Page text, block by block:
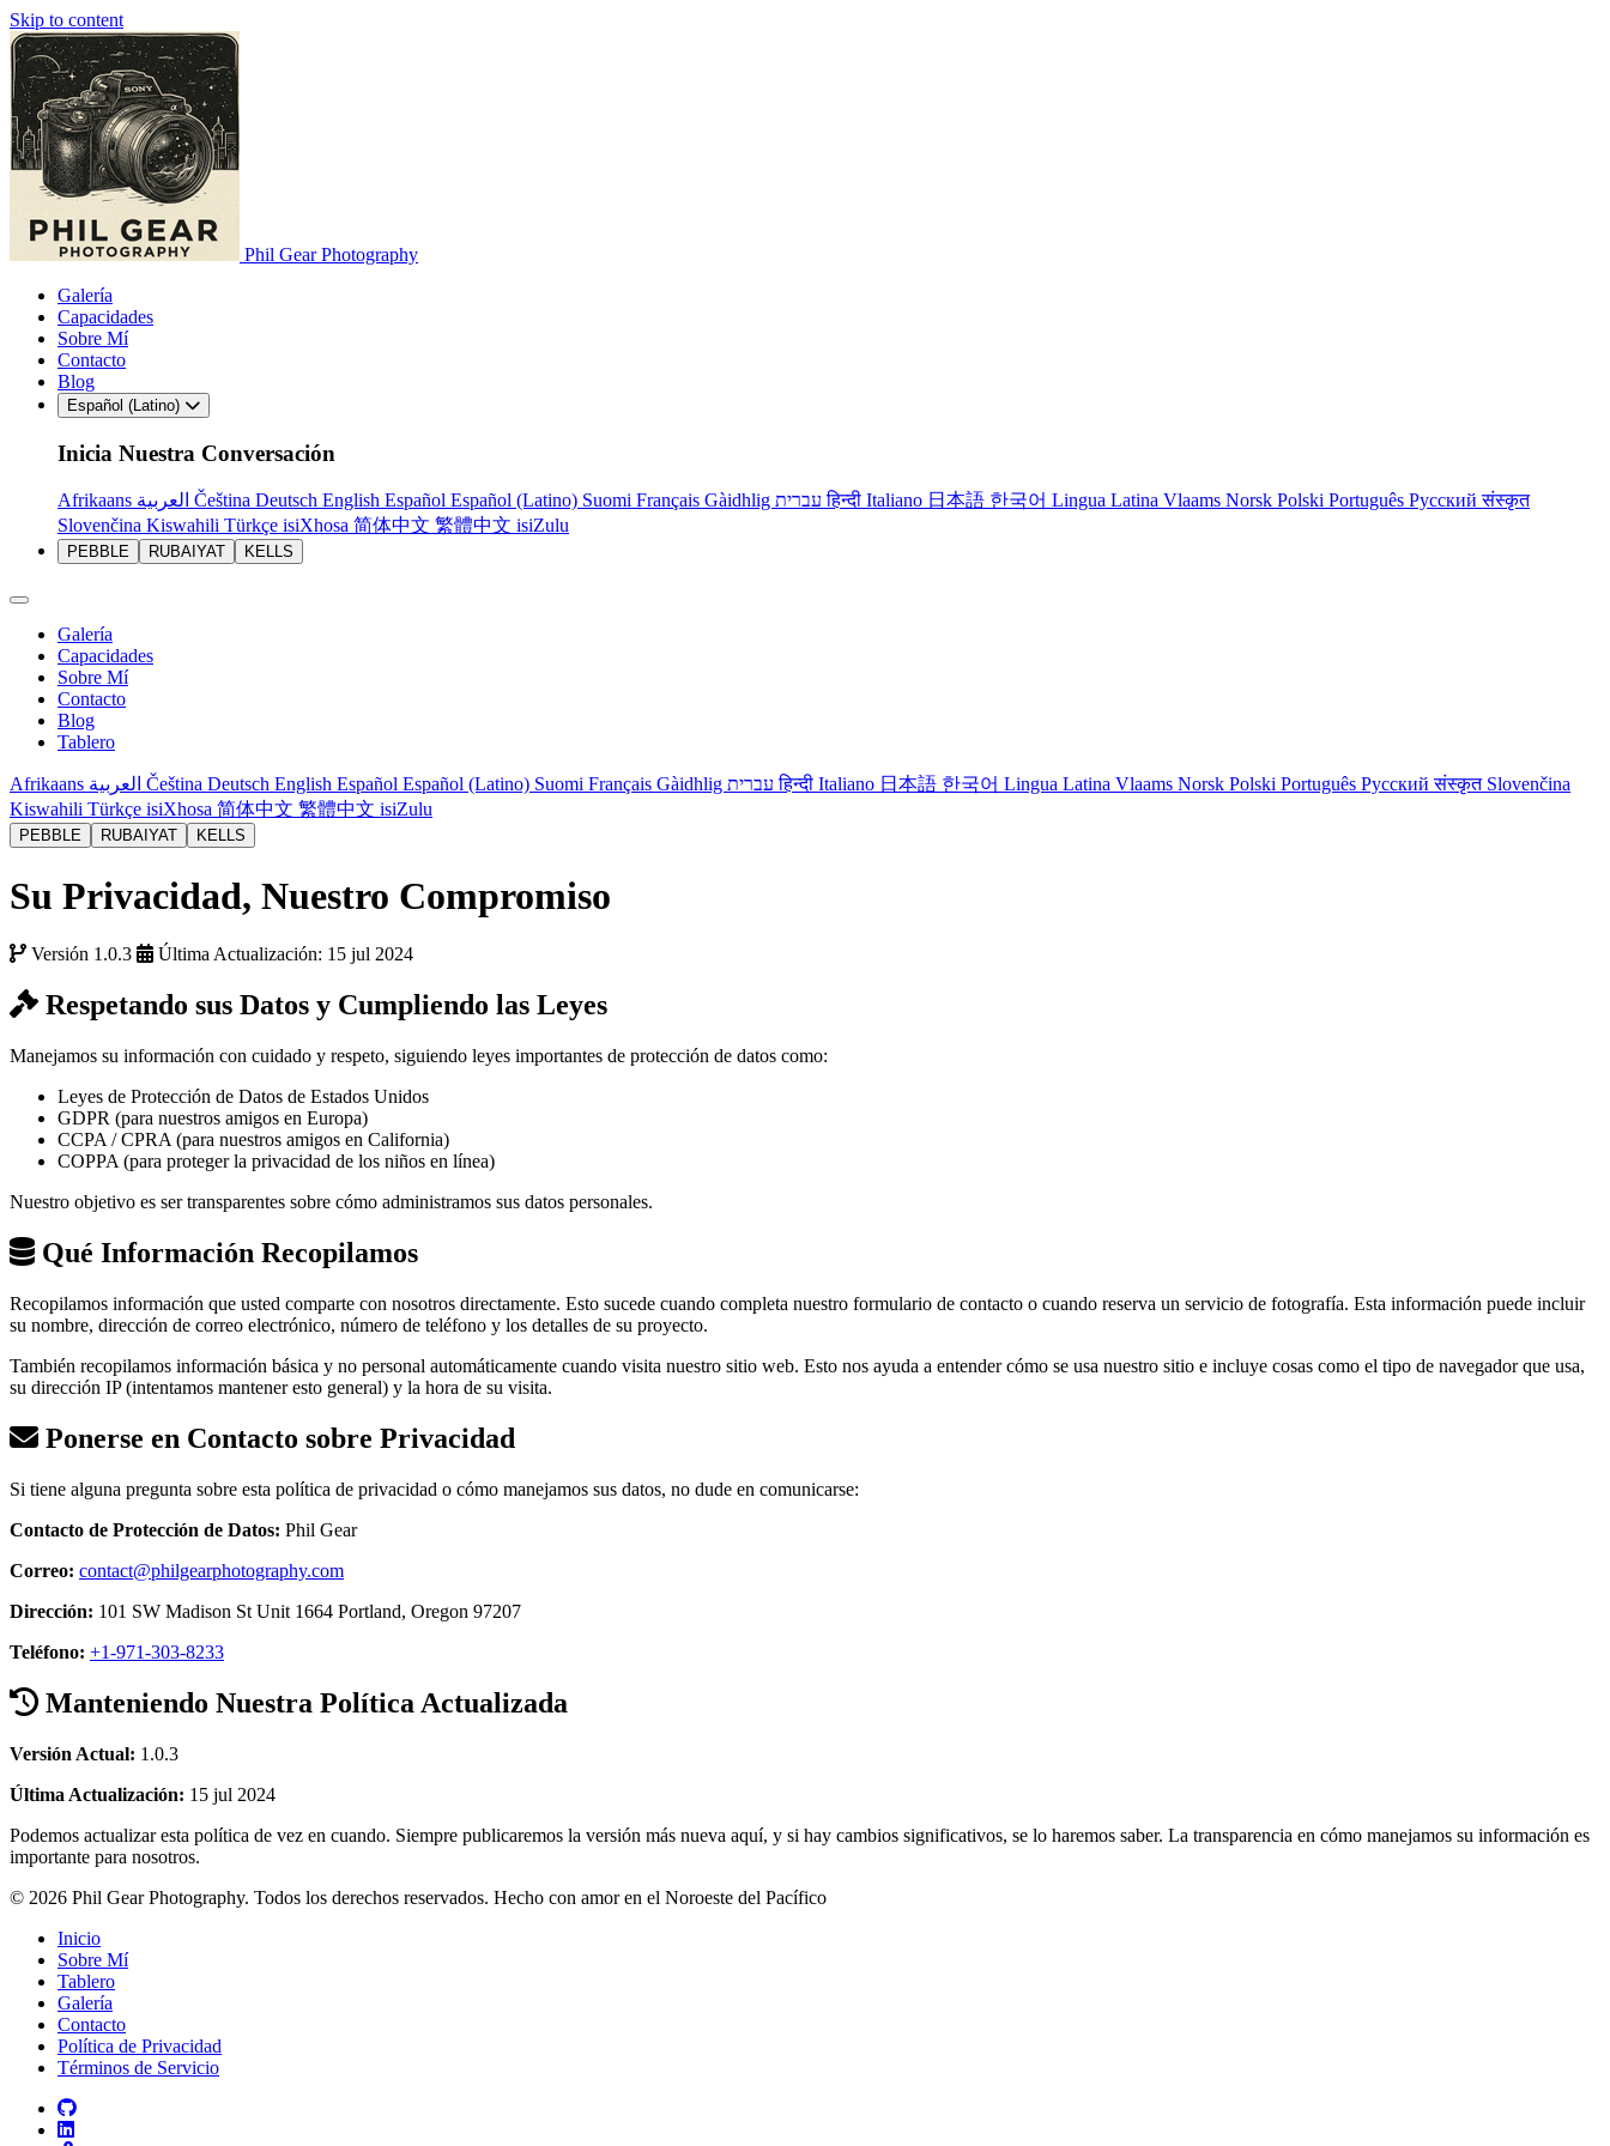
Skip to content
Phil Gear Photography
Galería
Capacidades
Sobre Mí
Contacto
Blog
Español (Latino)
Inicia Nuestra Conversación
Afrikaans Čeština Deutsch English Español Español (Latino) Suomi Français Gàidhlig עבריתहिन्दी Italiano 日本語 한국어 Lingua Latina Vlaams Norsk Polski Português Русскийसंस्कृत
Slovenčina Kiswahili Türkçe isiXhosa 简体中文 繁體中文 isiZulu
PEBBLE RUBAIYAT KELLS
Galería
Capacidades
Sobre Mí
Contacto
Blog
Tablero
Afrikaans Čeština Deutsch English Español Español (Latino) Suomi Français Gàidhlig עבריתहिन्दी Italiano 日本語 한국어 Lingua Latina Vlaams Norsk Polski Português Русскийसंस्कृत Slovenčina
Kiswahili Türkçe isiXhosa 简体中文 繁體中文 isiZulu
PEBBLE RUBAIYAT KELLS
Su Privacidad, Nuestro Compromiso
Versión 1.0.3 Última Actualización: 15 jul 2024
Respetando sus Datos y Cumpliendo las Leyes
Manejamos su información con cuidado y respeto, siguiendo leyes importantes de protección de datos como:
Leyes de Protección de Datos de Estados Unidos
GDPR (para nuestros amigos en Europa)
CCPA / CPRA (para nuestros amigos en California)
COPPA (para proteger la privacidad de los niños en línea)
Nuestro objetivo es ser transparentes sobre cómo administramos sus datos personales.
Qué Información Recopilamos
Recopilamos información que usted comparte con nosotros directamente. Esto sucede cuando completa nuestro formulario de contacto o cuando reserva un servicio de fotografía. Esta información puede incluir
su nombre, dirección de correo electrónico, número de teléfono y los detalles de su proyecto.
También recopilamos información básica y no personal automáticamente cuando visita nuestro sitio web. Esto nos ayuda a entender cómo se usa nuestro sitio e incluye cosas como el tipo de navegador que usa,
su dirección IP (intentamos mantener esto general) y la hora de su visita.
Ponerse en Contacto sobre Privacidad
Si tiene alguna pregunta sobre esta política de privacidad o cómo manejamos sus datos, no dude en comunicarse:
Contacto de Protección de Datos: Phil Gear
Correo: contact@philgearphotography.com
Dirección: 101 SW Madison St Unit 1664 Portland, Oregon 97207
Teléfono: +1-971-303-8233
Manteniendo Nuestra Política Actualizada
Versión Actual: 1.0.3
Última Actualización: 15 jul 2024
Podemos actualizar esta política de vez en cuando. Siempre publicaremos la versión más nueva aquí, y si hay cambios significativos, se lo haremos saber. La transparencia en cómo manejamos su información es
importante para nosotros.
© 2026 Phil Gear Photography. Todos los derechos reservados. Hecho con amor en el Noroeste del Pacífico
Inicio
Sobre Mí
Tablero
Galería
Contacto
Política de Privacidad
Términos de Servicio